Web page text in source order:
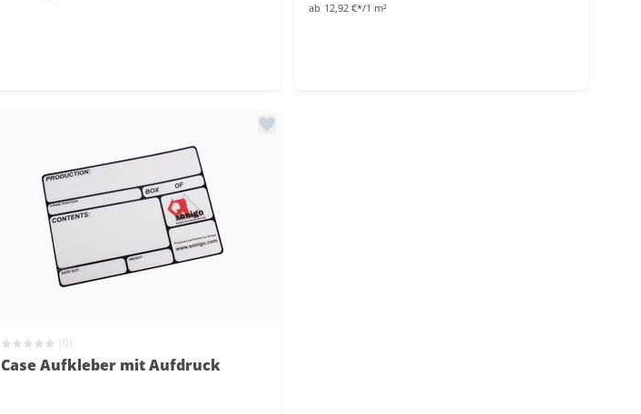
ab 12,92 €*/1 m²
(0)
Case Aufkleber mit Aufdruck